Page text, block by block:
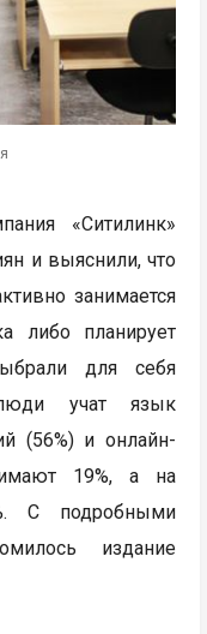
«Ситилинк»
и выяснили, что
занимается
либо планирует
для себя
учат язык
(56%) и онлайн-
19%, а на
С подробными
издание